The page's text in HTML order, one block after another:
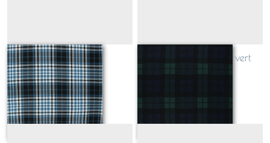
PERTH bleu
Sur demande
BARNET bleu nuit / vert